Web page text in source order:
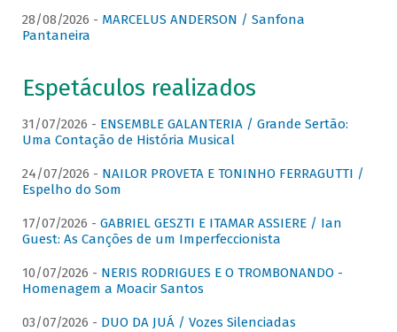
28/08/2026 - MARCELUS ANDERSON / Sanfona
Pantaneira
Espetáculos realizados
31/07/2026 - ENSEMBLE GALANTERIA / Grande Sertão:
Uma Contação de História Musical
24/07/2026 - NAILOR PROVETA E TONINHO FERRAGUTTI /
Espelho do Som
17/07/2026 - GABRIEL GESZTI E ITAMAR ASSIERE / Ian
Guest: As Canções de um Imperfeccionista
10/07/2026 - NERIS RODRIGUES E O TROMBONANDO -
Homenagem a Moacir Santos
03/07/2026 - DUO DA JUÁ / Vozes Silenciadas